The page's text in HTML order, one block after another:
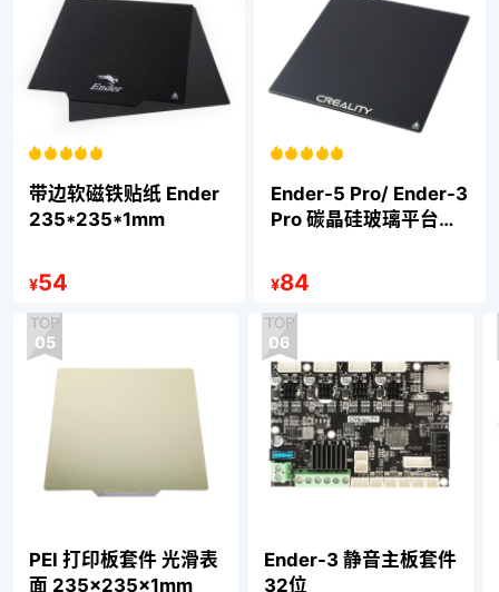
带边软磁铁贴纸 Ender
235*235*1mm
¥54
Ender-5 Pro/ Ender-3
Pro 碳晶硅玻璃平台
¥84
PEI 打印板套件 光滑表
面 235×235×1mm
05
Ender-3 静音主板套件
32位
06